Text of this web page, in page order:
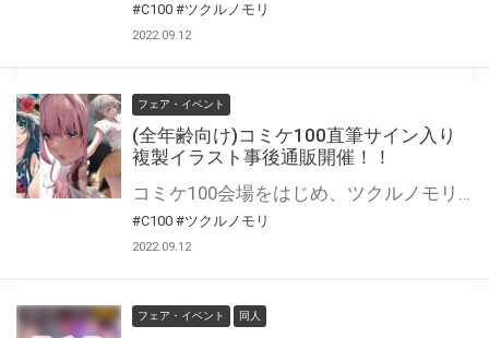
#C100 #ツクルノモリ
2022.09.12
フェア・イベント
(全年齢向け)コミケ100直筆サイン入り
複製イラスト事後通販開催！！
コミケ100会場をはじめ、ツクルノモリ主催 UDXイラスト展「Akiba Art Fes」にて販売しておりました豪華作家陣による直筆サイン入り複製イラストの事後通販を開催いたします。 数量限定・完売御礼となりますので、是非この機会をお見逃しなく！
#C100 #ツクルノモリ
2022.09.12
フェア・イベント 同人